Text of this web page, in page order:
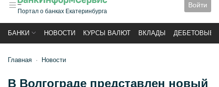
Портал о банках Екатеринбурга
Войти
БАНКИ НОВОСТИ КУРСЫ ВАЛЮТ ВКЛАДЫ ДЕБЕТОВЫЕ
Главная Новости
В Волгограде представлен новый